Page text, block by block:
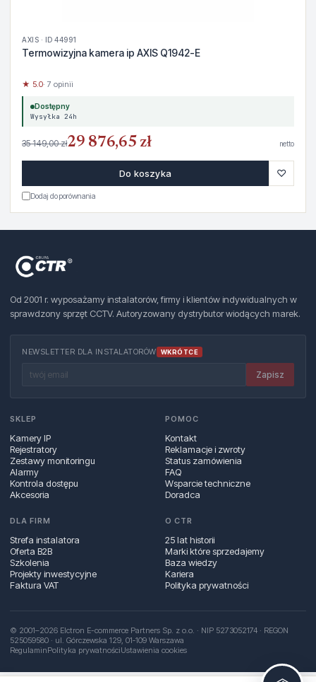
AXIS · ID 44991
Termowizyjna kamera ip AXIS Q1942-E
★ 5.0· 7 opinii
Dostępny
Wysyłka 24h
35 149,00 zł29 876,65 zł netto
Do koszyka ♡
Dodaj do porównania
Od 2001 r. wyposażamy instalatorów, firmy i klientów indywidualnych w
sprawdzony sprzęt CCTV. Autoryzowany dystrybutor wiodących marek.
NEWSLETTER DLA INSTALATORÓW WKRÓTCE
Zapisz
SKLEP
Kamery IP
Rejestratory
Zestawy monitoringu
Alarmy
Kontrola dostępu
Akcesoria
POMOC
Kontakt
Reklamacje i zwroty
Status zamówienia
FAQ
Wsparcie techniczne
Doradca
DLA FIRM
Strefa instalatora
Oferta B2B
Szkolenia
Projekty inwestycyjne
Faktura VAT
O CTR
25 lat historii
Marki które sprzedajemy
Baza wiedzy
Kariera
Polityka prywatności
© 2001–2026 Elctron E-commerce Partners Sp. z o.o. · NIP 5273052174 · REGON
525059580 · ul. Górczewska 129, 01‑109 Warszawa
RegulaminPolityka prywatnościUstawienia cookies